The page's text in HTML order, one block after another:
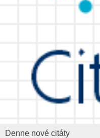
Denne nové citáty